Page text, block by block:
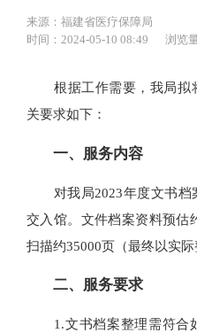
来源：福建省医疗保障局
时间：2024-05-10 08:49
浏览
根据工作需要，我局拟
关要求如下：
一、服务内容
对我局2023年度文书档
交入馆。文件档案资料预估
扫描约35000页（最终以实际
二、服务要求
1.文书档案整理需符合